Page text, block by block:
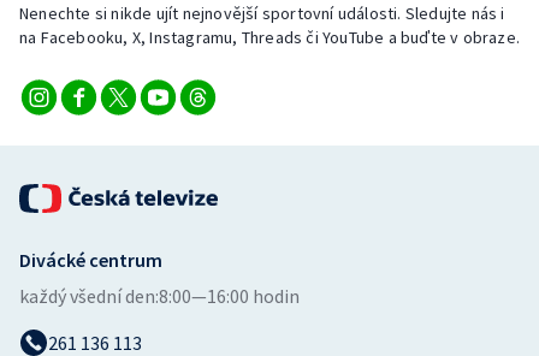
Nenechte si nikde ujít nejnovější sportovní události. Sledujte nás i
na Facebooku, X, Instagramu, Threads či YouTube a buďte v obraze.
Divácké centrum
každý všední den:8:00—16:00 hodin
261 136 113